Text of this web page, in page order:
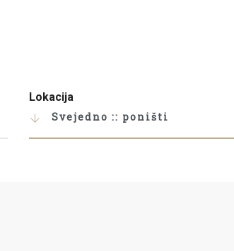
Lokacija
Svejedno :: poništi